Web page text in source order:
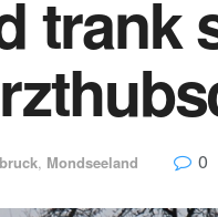
trank
, Mondseeland 0